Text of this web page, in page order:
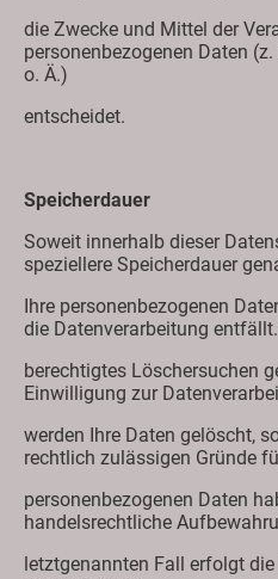
die Zwecke und Mittel der
personenbezogenen Daten
o. Ä.)
entscheidet.
Speicherdauer
Soweit innerhalb dieser
speziellere Speicherdauer
Ihre personenbezogenen
die Datenverarbeitung
berechtigtes Löschersuchen
Einwilligung zur
werden Ihre Daten gelöscht,
rechtlich zulässigen Gründe
personenbezogenen Daten
handelsrechtliche
letztgenannten Fall erfolgt